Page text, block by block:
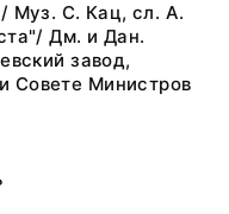
Муз. С. Кац, сл. А.
Дм. и Дан.
завод,
Совете Министров